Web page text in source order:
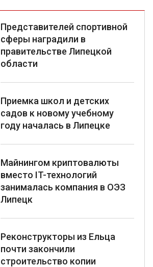
Представителей спортивной
сферы наградили в
правительстве Липецкой
области
Приемка школ и детских
садов к новому учебному
году началась в Липецке
Майнингом криптовалюты
вместо IT-технологий
занималась компания в ОЭЗ
Липецк
Реконструкторы из Ельца
почти закончили
строительство копии